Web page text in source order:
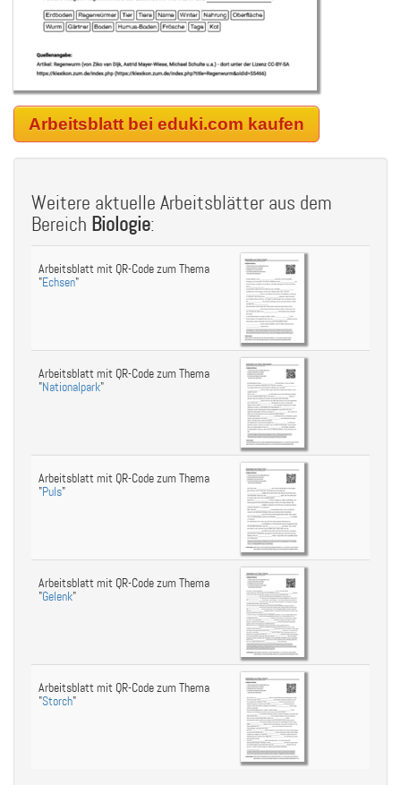
Arbeitsblatt bei eduki.com kaufen
Weitere aktuelle Arbeitsblätter aus dem
Bereich Biologie:
Arbeitsblatt mit QR-Code zum Thema
"Echsen"
Arbeitsblatt mit QR-Code zum Thema
"Nationalpark"
Arbeitsblatt mit QR-Code zum Thema
"Puls"
Arbeitsblatt mit QR-Code zum Thema
"Gelenk"
Arbeitsblatt mit QR-Code zum Thema
"Storch"